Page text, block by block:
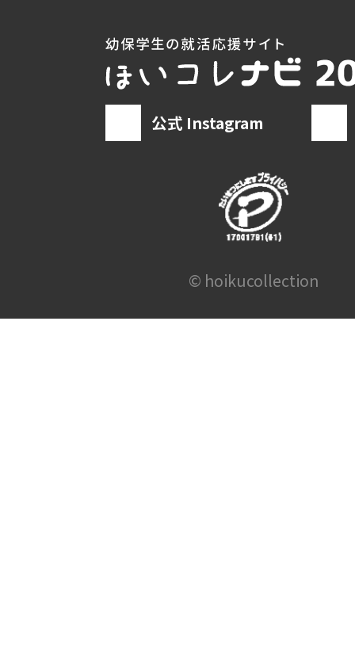
公式 Instagram
© hoikucollection